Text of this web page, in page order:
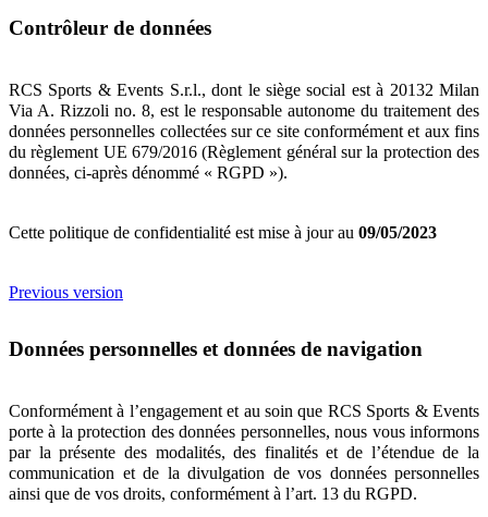
Contrôleur de données
RCS Sports & Events S.r.l., dont le siège social est à 20132 Milan
Via A. Rizzoli no. 8, est le responsable autonome du traitement des
données personnelles collectées sur ce site conformément et aux fins
du règlement UE 679/2016 (Règlement général sur la protection des
données, ci-après dénommé « RGPD »).
Cette politique de confidentialité est mise à jour au 09/05/2023
Previous version
Données personnelles et données de navigation
Conformément à l’engagement et au soin que RCS Sports & Events
porte à la protection des données personnelles, nous vous informons
par la présente des modalités, des finalités et de l’étendue de la
communication et de la divulgation de vos données personnelles
ainsi que de vos droits, conformément à l’art. 13 du RGPD.